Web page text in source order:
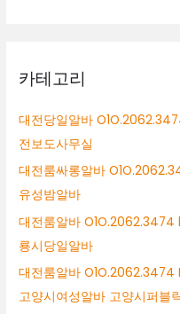
카테고리
대전당일알바
전보도사무실
대전룸싸롱알바
유성밤알바
대전룸알바
룡시당일알바
대전룸알바 O1O.2062.3474
고양시여성알바 고양시퍼블